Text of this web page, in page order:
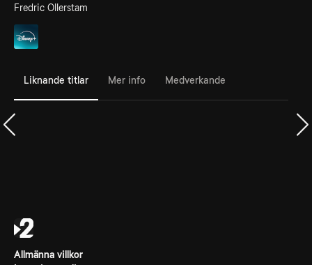
Fredric Ollerstam
Liknande titlar Mer info Medverkande
Allmänna villkor